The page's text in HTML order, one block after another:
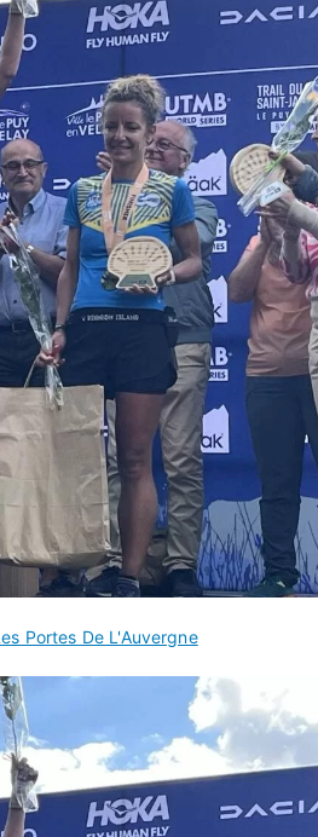
Portes De L'Auvergne